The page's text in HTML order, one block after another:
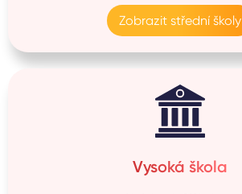
Zobrazit střední školy
Vysoká škola